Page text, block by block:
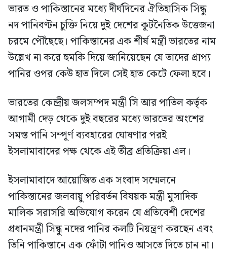
ভারত ও পাকিস্তানের মধ্যে দীর্ঘদিনের ঐতিহাসিক সিন্ধু
নদ পানিবণ্টন চুক্তি নিয়ে দুই দেশের কূটনৈতিক উত্তেজনা
চরমে পৌঁছেছে। পাকিস্তানের এক শীর্ষ মন্ত্রী ভারতের নাম
উল্লেখ না করে হুমকি দিয়ে জানিয়েছেন যে তাদের প্রাপ্য
পানির ওপর কেউ হাত দিলে সেই হাত কেটে ফেলা হবে।
ভারতের কেন্দ্রীয় জলসম্পদ মন্ত্রী সি আর পাতিল কর্তৃক
আগামী দেড় থেকে দুই বছরের মধ্যে ভারতের অংশের
সমস্ত পানি সম্পূর্ণ ব্যবহারের ঘোষণার পরই
ইসলামাবাদের পক্ষ থেকে এই তীব্র প্রতিক্রিয়া এল।
ইসলামাবাদে আয়োজিত এক সংবাদ সম্মেলনে
পাকিস্তানের জলবায়ু পরিবর্তন বিষয়ক মন্ত্রী মুসাদিক
মালিক সরাসরি অভিযোগ করেন যে প্রতিবেশী দেশের
প্রধানমন্ত্রী সিন্ধু নদের পানির কলটি নিয়ন্ত্রণ করছেন এবং
তিনি পাকিস্তানে এক ফোঁটা পানিও আসতে দিতে চান না।